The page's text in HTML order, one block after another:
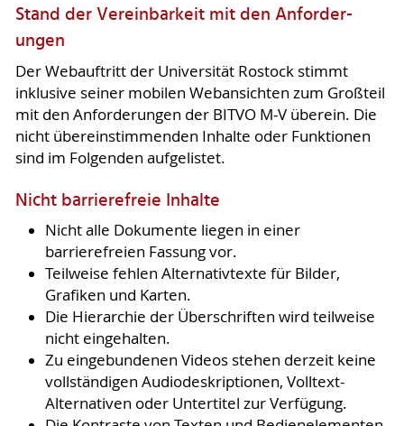
Stand der Vereinbarkeit mit den An­for­der­
ungen
Der Webauftritt der Universität Rostock stimmt
inklusive seiner mobilen Webansichten zum Großteil
mit den Anforderungen der BITVO M-V überein. Die
nicht übereinstimmenden Inhalte oder Funktionen
sind im Folgenden aufgelistet.
Nicht barrierefreie Inhalte
Nicht alle Dokumente liegen in einer
barrierefreien Fassung vor.
Teilweise fehlen Alternativtexte für Bilder,
Grafiken und Karten.
Die Hierarchie der Überschriften wird teilweise
nicht eingehalten.
Zu eingebundenen Videos stehen derzeit keine
vollständigen Audiodeskriptionen, Volltext-
Alternativen oder Untertitel zur Verfügung.